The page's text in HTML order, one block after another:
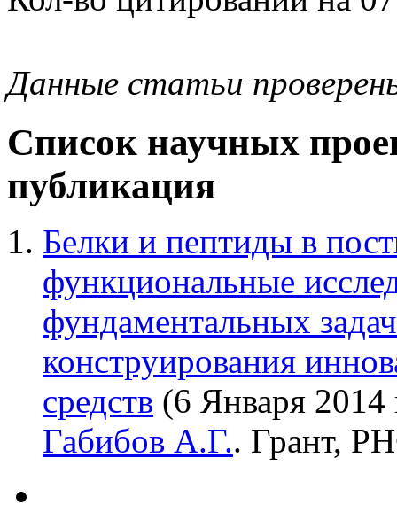
Данные статьи
Список научных
публикация
Белки и пептиды в
функциональные
фундаментальных
конструирования
средств (6 Января
Габибов А.Г.. Грант,